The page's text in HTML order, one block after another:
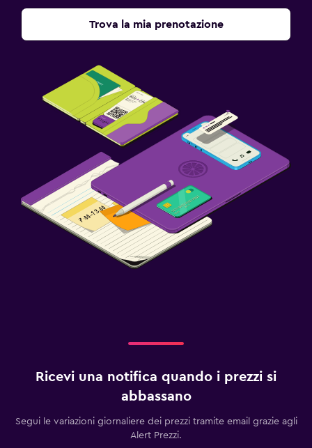
Trova la mia prenotazione
Ricevi una notifica quando i prezzi si
abbassano
Segui le variazioni giornaliere dei prezzi tramite email grazie agli
Alert Prezzi.